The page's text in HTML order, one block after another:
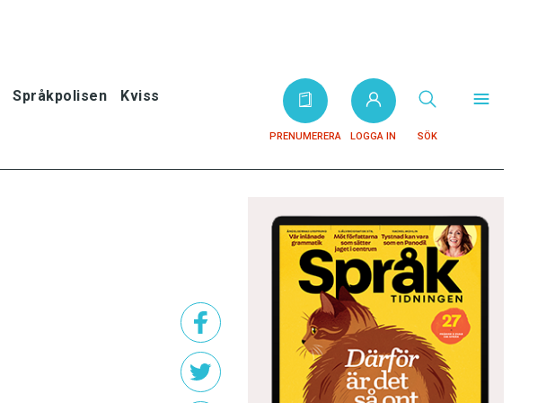
Språkpolisen Kviss
PRENUMERERA LOGGA IN SÖK